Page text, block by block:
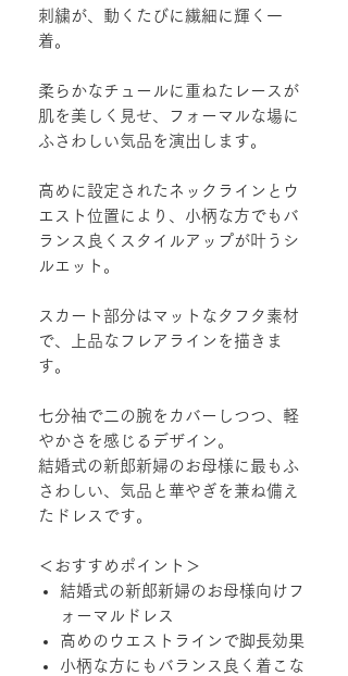
刺繍が、動くたびに繊細に輝く一
着。
柔らかなチュールに重ねたレースが
肌を美しく見せ、フォーマルな場に
ふさわしい気品を演出します。
高めに設定されたネックラインとウ
エスト位置により、小柄な方でもバ
ランス良くスタイルアップが叶うシ
ルエット。
スカート部分はマットなタフタ素材
で、上品なフレアラインを描きま
す。
七分袖で二の腕をカバーしつつ、軽
やかさを感じるデザイン。
結婚式の新郎新婦のお母様に最もふ
さわしい、気品と華やぎを兼ね備え
たドレスです。
＜おすすめポイント＞
結婚式の新郎新婦のお母様向けフ
ォーマルドレス
高めのウエストラインで脚長効果
小柄な方にもバランス良く着こな